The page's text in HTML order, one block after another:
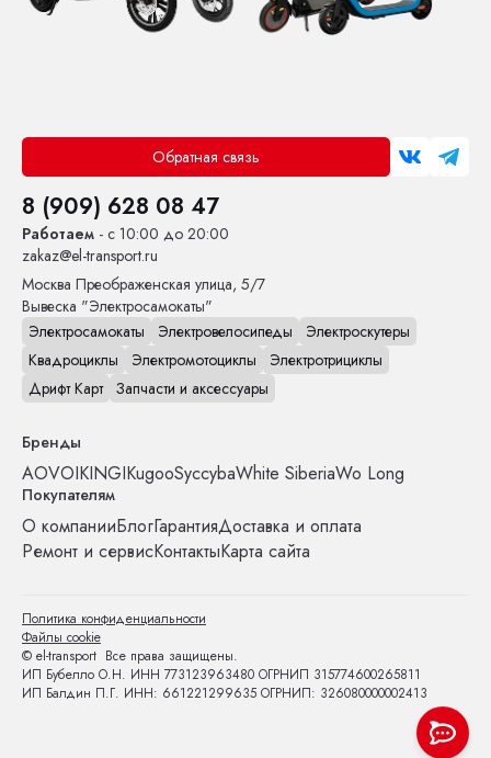
Обратная связь
8 (909) 628 08 47
Работаем - с 10:00 до 20:00
zakaz@el-transport.ru
Москва Преображенская улица, 5/7
Вывеска "Электросамокаты"
Электросамокаты
Электровелосипеды
Электроскутеры
Квадроциклы
Электромотоциклы
Электротрициклы
Дрифт Карт Запчасти и аксессуары
Бренды
AOVOIKINGIKugooSyccybaWhite SiberiaWo Long
Покупателям
О компанииБлогГарантияДоставка и оплата
Ремонт и сервисКонтактыКарта сайта
© el-transport Все права защищены.
ИП Бубелло О.Н. ИНН 773123963480 ОГРНИП 315774600265811
ИП Балдин П.Г. ИНН: 661221299635 ОГРНИП: 326080000002413
Политика конфиденциальности
Файлы cookie